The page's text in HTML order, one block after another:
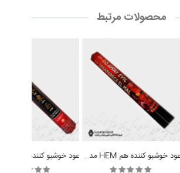
محصولات مرتبط
عود خوشبو کننده هم HEM مدل گو اوی اویل (دور شو شیطان) Go Away Evil